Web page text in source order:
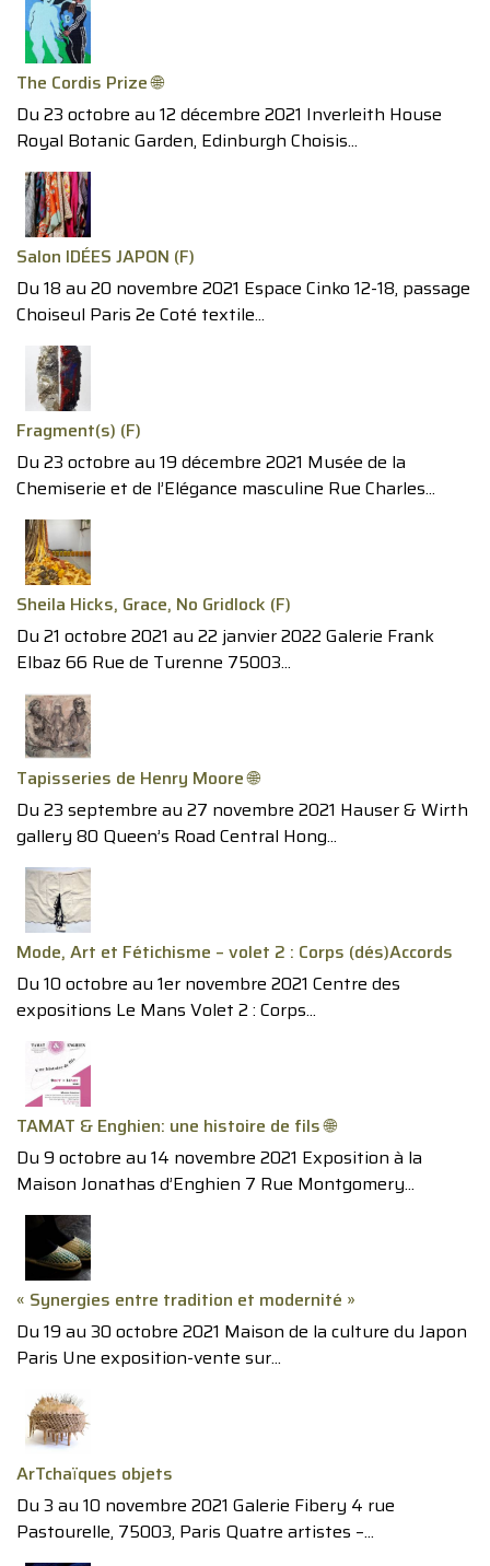
The Cordis Prize 🌐
Du 23 octobre au 12 décembre 2021 Inverleith House
Royal Botanic Garden, Edinburgh Choisis...
Salon IDÉES JAPON (F)
Du 18 au 20 novembre 2021 Espace Cinko 12-18, passage
Choiseul Paris 2e Coté textile...
Fragment(s) (F)
Du 23 octobre au 19 décembre 2021 Musée de la
Chemiserie et de l’Elégance masculine Rue Charles...
Sheila Hicks, Grace, No Gridlock (F)
Du 21 octobre 2021 au 22 janvier 2022 Galerie Frank
Elbaz 66 Rue de Turenne 75003...
Tapisseries de Henry Moore 🌐
Du 23 septembre au 27 novembre 2021 Hauser & Wirth
gallery 80 Queen’s Road Central Hong...
Mode, Art et Fétichisme – volet 2 : Corps (dés)Accords
Du 10 octobre au 1er novembre 2021 Centre des
expositions Le Mans Volet 2 : Corps...
TAMAT & Enghien: une histoire de fils 🌐
Du 9 octobre au 14 novembre 2021 Exposition à la
Maison Jonathas d’Enghien 7 Rue Montgomery...
« Synergies entre tradition et modernité »
Du 19 au 30 octobre 2021 Maison de la culture du Japon
Paris Une exposition-vente sur...
ArTchaïques objets
Du 3 au 10 novembre 2021 Galerie Fibery 4 rue
Pastourelle, 75003, Paris Quatre artistes –...